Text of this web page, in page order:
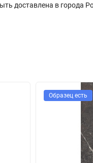
доставлена в города
Образец есть